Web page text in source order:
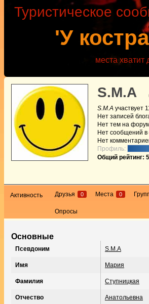
'У
Туристическое
места хватит
S.M.A
S.M.A участвует
Нет записей
Нет тем на
Нет сообщений
Нет
Профиль:
Общий рейтинг:
Активность Друзья 0 Места 0
Опросы
Основные
Псевдоним S.M.A
Имя Мария
Фамилия Ступницкая
Отчество Анатольевна